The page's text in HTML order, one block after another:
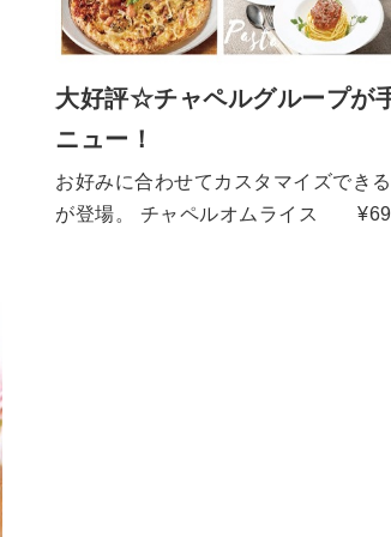
大好評☆チャペルグループが
ニュー！
お好みに合わせてカスタマイズでき
が登場。 チャペルオムライス ¥690 ~ オリジナルカレー ¥590 ~